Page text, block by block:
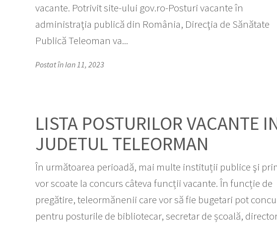
vacante. Potrivit site-ului gov.ro-Posturi vacante în
administraţia publică din România, Direcţia de Sănătate
Publică Teleoman va...
Postat în Ian 11, 2023
LISTA POSTURILOR VACANTE
JUDETUL TELEORMAN
În următoarea perioadă, mai multe instituții publice şi
vor scoate la concurs câteva funcții vacante. În funcție de
pregătire, teleormănenii care vor să fie bugetari pot
pentru posturile de bibliotecar, secretar de școală,